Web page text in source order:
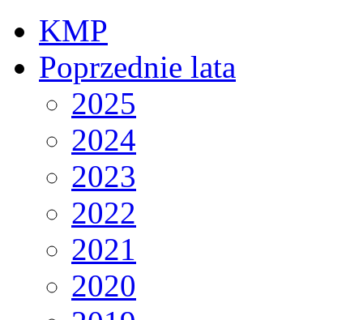
KMP
Poprzednie lata
2025
2024
2023
2022
2021
2020